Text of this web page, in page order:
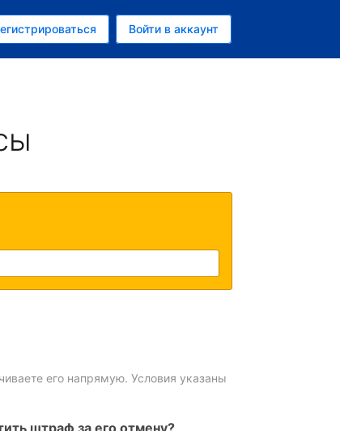
Войти в аккаунт
его напрямую. Условия указаны
штраф за его отмену?